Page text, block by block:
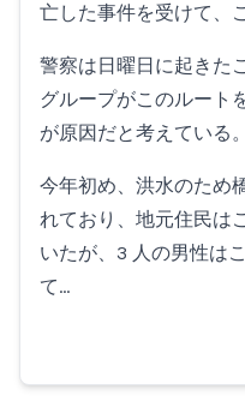
亡した事件を受けて、
警察は日曜日に起きた
グループがこのルート
が原因だと考えている。
今年初め、洪水のため
れており、地元住民は
いたが、3 人の男性は
て…